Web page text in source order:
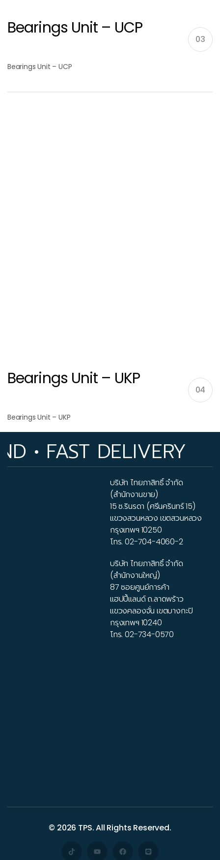
Bearings Unit – UCP
03
Bearings Unit – UCP
Bearings Unit – UKP
04
Bearings Unit – UKP
FAST DELIVERY
บริษัท ไทยภาสิทธิ์ จำกัด
(สำนักงานขาย)
15 ซ.รินรดา (ศรีนครินทร์ 15)
แขวงสวนหลวง เขตสวนหลวง
กรุงเทพฯ 10250
โทร.02-704-4060-2
บริษัท ไทยภาสิทธิ์ จำกัด
(สำนักงานใหญ่)
87 ซอยศูนย์การค้า
แฮปปี้แลนด์ ถ.ลาดพร้าว
แขวงคลองจั่น เขตบางกะปิ
กรุงเทพฯ 10240
โทร.02-734-0570
© 2026 TPS. All Rights Reserved.